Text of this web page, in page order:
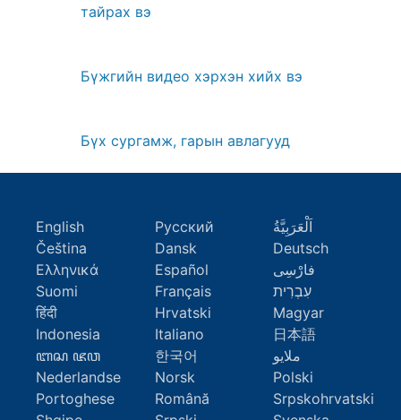
тайрах вэ
Бүжгийн видео хэрхэн хийх вэ
Бүх сургамж, гарын авлагууд
English Русский
اَلْعَرَبِيَّةُ
Čeština
Dansk
Deutsch
Ελληνικά
Español
فارْسِى
Suomi
Français
עִבְרִית
हिंदी
Hrvatski
Magyar
Indonesia
Italiano
日本語
ꦧꦱ ꦗꦮ
한국어
ملايو
Nederlandse
Norsk
Polski
Portoghese
Română
Srpskohrvatski